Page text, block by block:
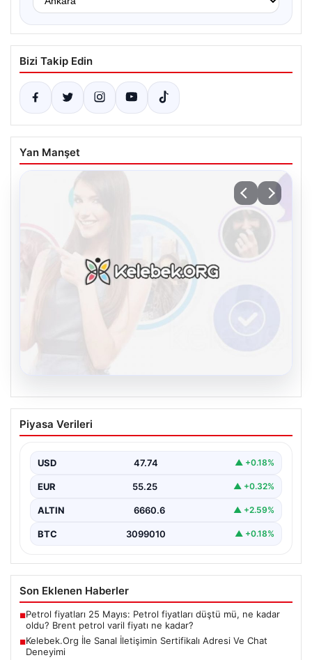
Bizi Takip Edin
Yan Manşet
Kelebek.Org İle Sanal İletişimin
Sertifikalı Adresi Ve Chat Deneyimi
oluşturması kritik bir önem taşımaktadır. Günümüzde
pek…
Piyasa Verileri
USD 47.74 ▲ +0.18%
EUR 55.25 ▲ +0.32%
ALTIN 6660.6 ▲ +2.59%
BTC 3099010 ▲ +0.18%
Son Eklenen Haberler
■Petrol fiyatları 25 Mayıs: Petrol fiyatları düştü mü, ne kadar
oldu? Brent petrol varil fiyatı ne kadar?
■Kelebek.Org İle Sanal İletişimin Sertifikalı Adresi Ve Chat
Deneyimi